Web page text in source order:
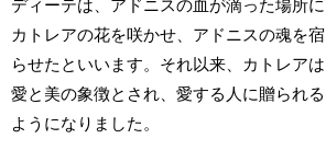
ディーテは、アドニスの血が滴った場所に
カトレアの花を咲かせ、アドニスの魂を宿
らせたといいます。それ以来、カトレアは
愛と美の象徴とされ、愛する人に贈られる
ようになりました。